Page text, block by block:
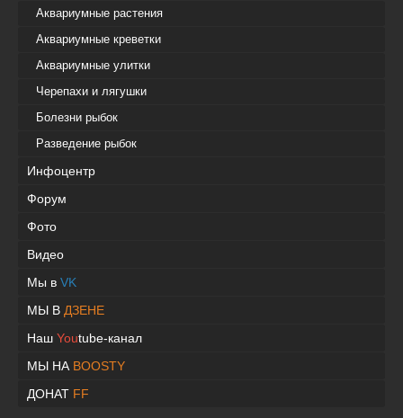
Аквариумные растения
Аквариумные креветки
Аквариумные улитки
Черепахи и лягушки
Болезни рыбок
Разведение рыбок
Инфоцентр
Форум
Фото
Видео
Мы в VK
МЫ В ДЗЕНЕ
Наш Youtube-канал
МЫ НА BOOSTY
ДОНАТ FF